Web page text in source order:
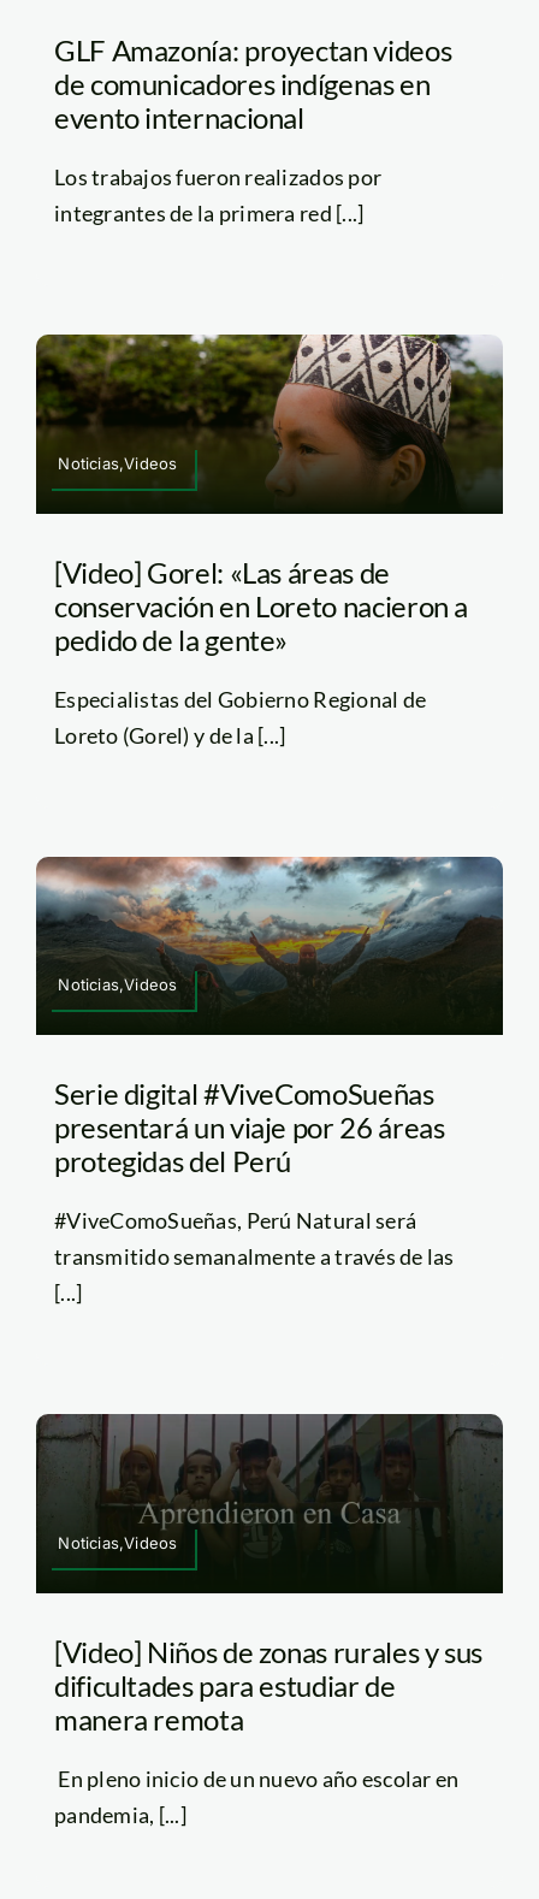
GLF Amazonía: proyectan videos
de comunicadores indígenas en
evento internacional
Los trabajos fueron realizados por
integrantes de la primera red [...]
Noticias,Videos
[Video] Gorel: «Las áreas de
conservación en Loreto nacieron a
pedido de la gente»
Especialistas del Gobierno Regional de
Loreto (Gorel) y de la [...]
Noticias,Videos
Serie digital #ViveComoSueñas
presentará un viaje por 26 áreas
protegidas del Perú
#ViveComoSueñas, Perú Natural será
transmitido semanalmente a través de las
[...]
Noticias,Videos
[Video] Niños de zonas rurales y sus
dificultades para estudiar de
manera remota
En pleno inicio de un nuevo año escolar en
pandemia, [...]